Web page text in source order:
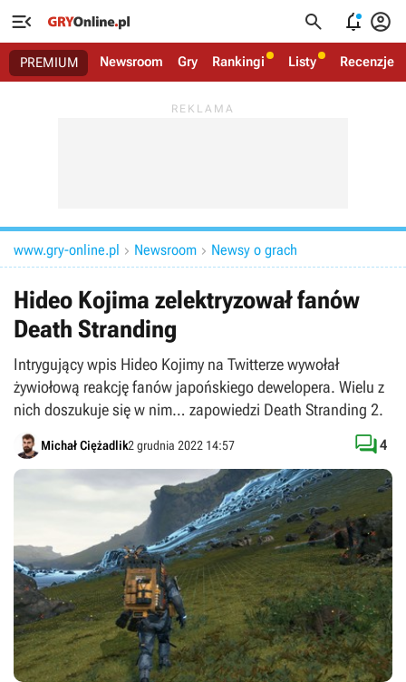
   
PREMIUM Newsroom Gry Rankingi Listy Recenzje
www.gry-online.pl  Newsroom  Newsy o grach
Hideo Kojima zelektryzował fanów
Death Stranding
Intrygujący wpis Hideo Kojimy na Twitterze wywołał
żywiołową reakcję fanów japońskiego dewelopera. Wielu z
nich doszukuje się w nim… zapowiedzi Death Stranding 2.
Michał Ciężadlik2 grudnia 2022 14:57 4